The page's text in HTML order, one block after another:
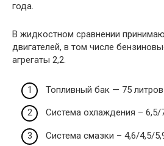
года.
В жидкостном сравнении
двигателей, в том числе
агрегаты 2,2.
Топливный бак — 75 литров
Система охлаждения – 6,5/
Система смазки – 4,6/4,5/